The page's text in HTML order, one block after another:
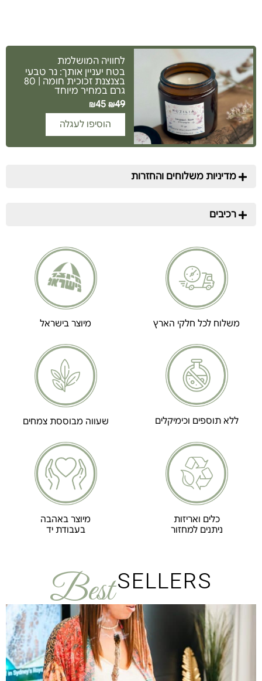
לחוויה המושלמת
בטח יעניין אותך: נר טבעי
בצנצנת זכוכית חומה | 80
גרם במחיר מיוחד
₪49
₪45
הוסיפו לעגלה
מדיניות משלוחים והחזרות
רכיבים
משלוח לכל חלקי הארץ מיוצר בישראל
ללא תוספים וכימיקלים שעווה מבוססת צמחים
כלים ואריזות
ניתנים למחזור
מיוצר באהבה
בעבודת יד
SELLERS
Best